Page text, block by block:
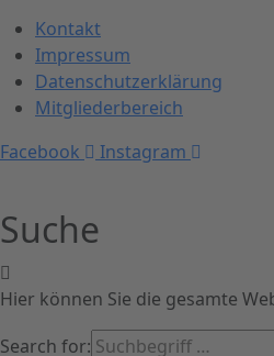
Kontakt
Impressum
Datenschutzerklärung
Mitgliederbereich
Facebook
Instagram
Suche
Hier können Sie die gesamte
Search for: